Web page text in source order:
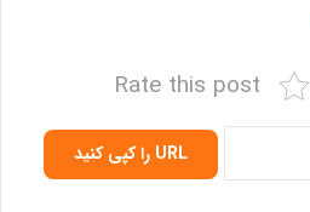
Rate this post
URL را کپی کنید